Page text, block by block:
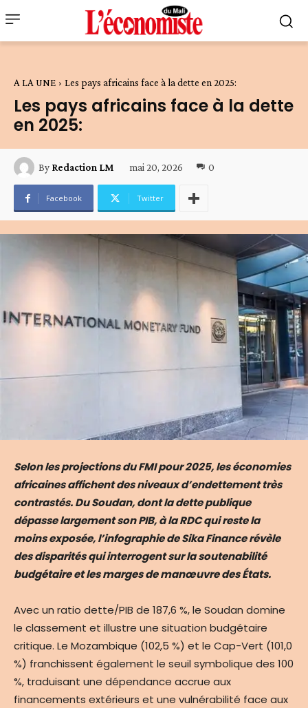
A LA UNE Les pays africains face à la dette en 2025:
Les pays africains face à la dette
en 2025:
By Redaction LM mai 20, 2026 0
Facebook Twitter
Selon les projections du FMI pour 2025, les économies
africaines affichent des niveaux d’endettement très
contrastés. Du Soudan, dont la dette publique
dépasse largement son PIB, à la RDC qui reste la
moins exposée, l’infographie de Sika Finance révèle
des disparités qui interrogent sur la soutenabilité
budgétaire et les marges de manœuvre des États.
Avec un ratio dette/PIB de 187,6 %, le Soudan domine
le classement et illustre une situation budgétaire
critique. Le Mozambique (102,5 %) et le Cap-Vert (101,0
%) franchissent également le seuil symbolique des 100
%, traduisant une dépendance accrue aux
financements extérieurs et une vulnérabilité face aux